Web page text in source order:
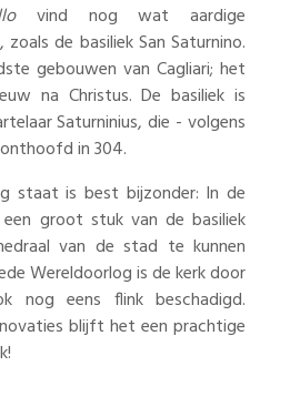
vind nog wat aardige
de basiliek San Saturnino.
gebouwen van Cagliari; het
na Christus. De basiliek is
Saturninius, die - volgens
in 304.
staat is best bijzonder: In de
groot stuk van de basiliek
van de stad te kunnen
Wereldoorlog is de kerk door
nog eens flink beschadigd.
blijft het een prachtige